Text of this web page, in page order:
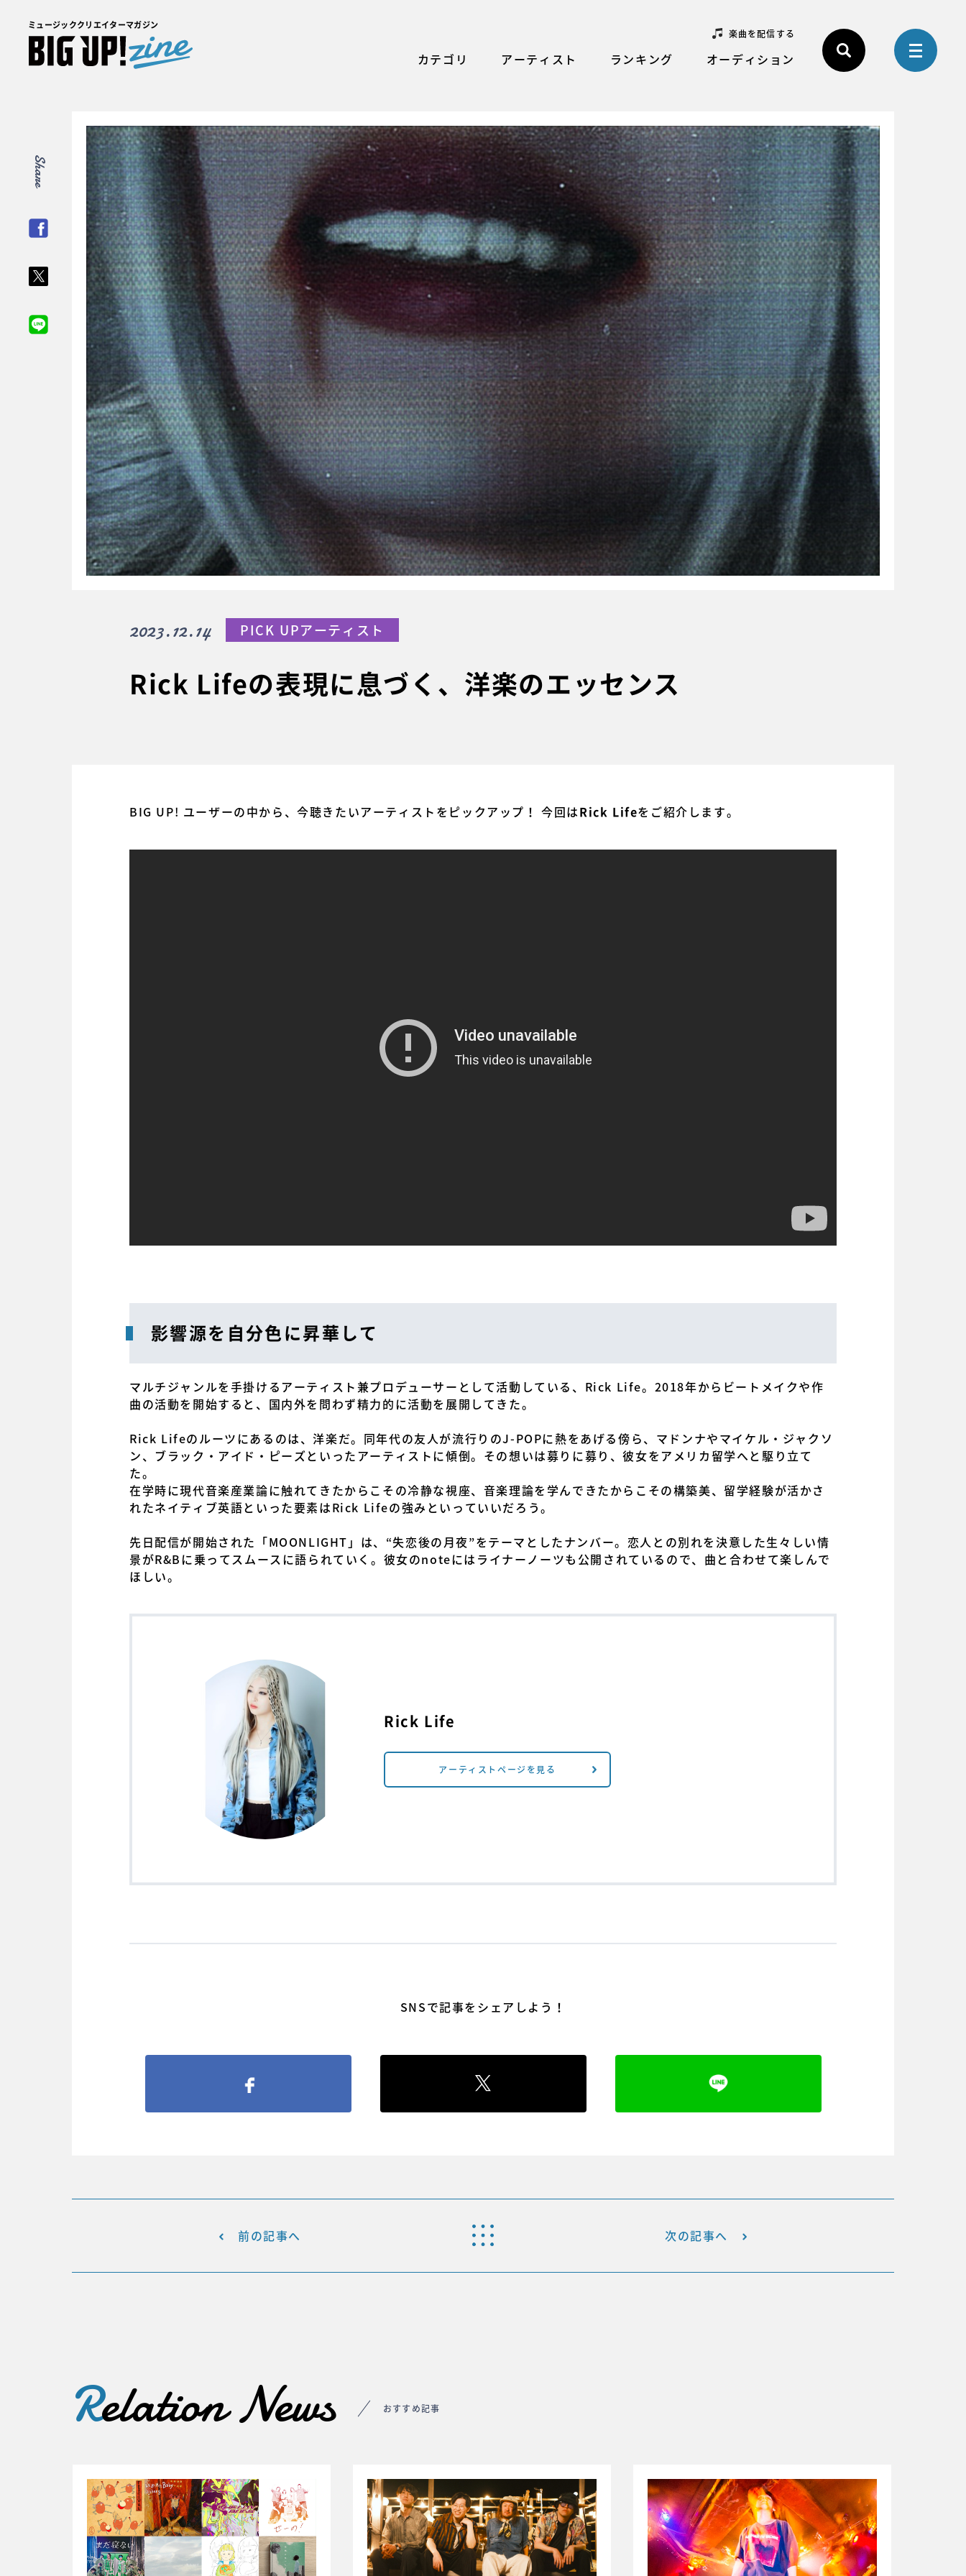
ミュージッククリエイターマガジン
楽曲を配信する
カテゴリ アーティスト ランキング オーディション
Share
Rick Lifeの表現に息づく、洋楽のエッセンス
2023.12.14 PICK UPアーティスト
BIG UP! ユーザーの中から、今聴きたいアーティストをピックアップ！ 今回は Rick Lifeをご紹介します。
影響源を自分色に昇華して
マルチジャンルを手掛けるアーティスト兼プロデューサーとして活動している、Rick Life。2018年からビートメイクや作
曲の活動を開始すると、国内外を問わず精力的に活動を展開してきた。
Rick Lifeのルーツにあるのは、洋楽だ。同年代の友人が流行りのJ-POPに熱をあげる傍ら、マドンナやマイケル・ジャクソ
ン、ブラック・アイド・ピーズといったアーティストに傾倒。その想いは募りに募り、彼女をアメリカ留学へと駆り立て
た。
在学時に現代音楽産業論に触れてきたからこその冷静な視座、音楽理論を学んできたからこその構築美、留学経験が活かさ
れたネイティブ英語といった要素はRick Lifeの強みといっていいだろう。
先日配信が開始された「MOONLIGHT」は、“失恋後の月夜”をテーマとしたナンバー。恋人との別れを決意した生々しい情
景がR&Bに乗ってスムースに語られていく。彼女のnoteにはライナーノーツも公開されているので、曲と合わせて楽しんで
ほしい。
Rick Life
アーティストページを見る
SNSで記事をシェアしよう！
前の記事へ 次の記事へ
Relation News おすすめ記事